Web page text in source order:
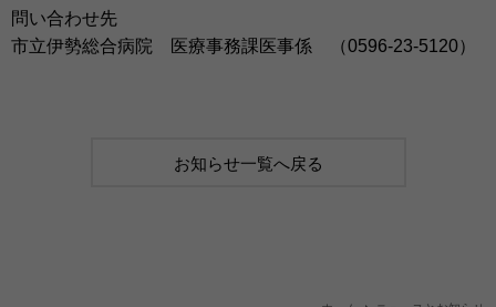
問い合わせ先
市立伊勢総合病院 医療事務課医事係 （0596-23-5120）
お知らせ一覧へ戻る